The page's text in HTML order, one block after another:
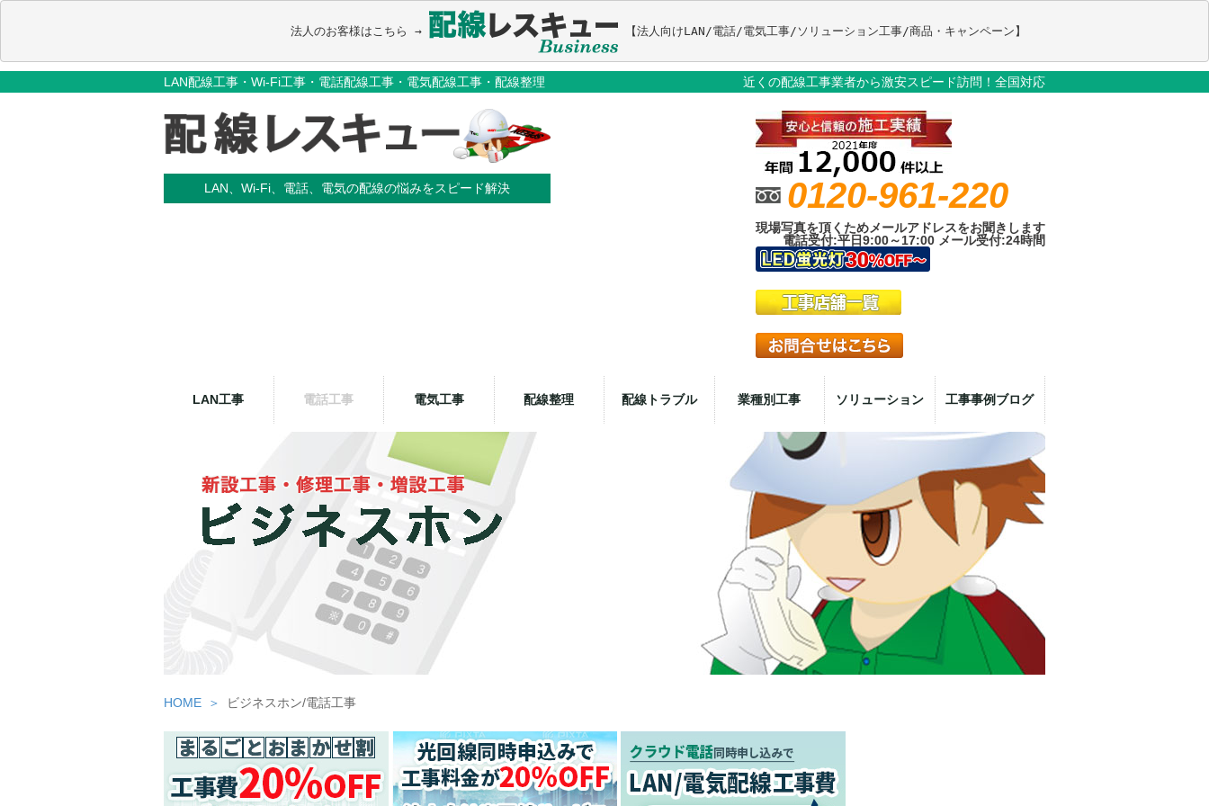
                                       法人のお客様はこちら →
LAN配線工事・Wi-Fi工事・電話配線工事・電気配線工事・配線整理 近くの配線工事業者から激安スピード訪問！全国対応
LAN、Wi-Fi、電話、電気の配線の悩みをスピード解決 0120-961-220
現場写真を頂くためメールアドレスをお聞きします
電話受付:平日9:00～17:00 メール受付:24時間
LAN工事 電話工事 電気工事 配線整理 配線トラブル 業種別工事 ソリューション 工事事例ブログ
HOME ビジネスホン/電話工事